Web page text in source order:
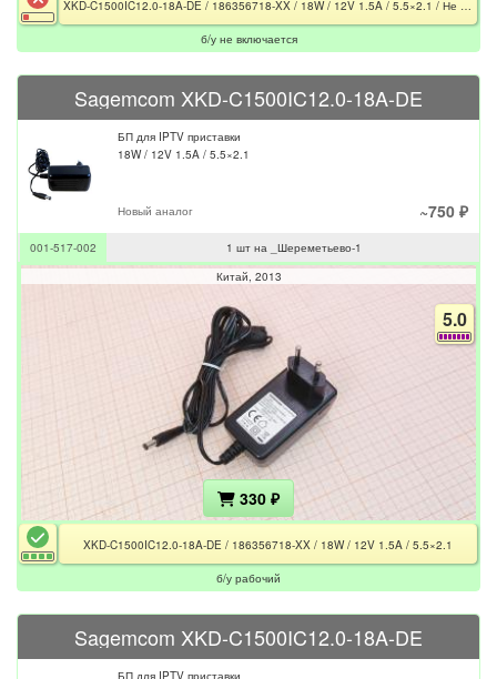
XKD-C1500IC12.0-18A-DE / 186356718-XX / 18W / 12V 1.5A / 5.5×2.1 / Не включается
б/у не включается
Sagemcom XKD-C1500IC12.0-18A-DE
БП для IPTV приставки
18W / 12V 1.5A / 5.5×2.1
Новый аналог ~750 ₽
001-517-002
1 шт на _Шереметьево-1
Китай 2013
5.0
330 ₽
XKD-C1500IC12.0-18A-DE / 186356718-XX / 18W / 12V 1.5A / 5.5×2.1
б/у рабочий
Sagemcom XKD-C1500IC12.0-18A-DE